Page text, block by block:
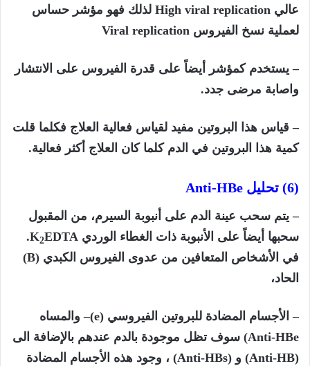
عالي High viral replication لذلك فهو مؤشر حساس
لعملية نسخ الفيروس Viral replication
– يستخدم كمؤشر أيضاً على قدرة الفيروس على الانتشار
واصابة مرضى جدد.
– قياس هذا البروتين مفيد لقياس فعالية العلاج فكلما قلت
كمية هذا البروتين في الدم كلما كان العلاج أكثر فعالية.
(6) تحليل Anti-HBe
– يتم سحب عينة الدم على أنبوبة السيرم، من المقبول
سحبها أيضاً على الأنبوبة ذات الغطاء الوردي
K2EDTA.
في الأشخاص المتعافين من عدوى الفيروس الكبدي (B)
الحاد،
– الأجسام المضادة للبروتين الفيروسي (e)
– والمساه
Anti-HBe) سوف تظل موجودة بالدم عندهم بالإضافة الى
(
Anti-HB) و (Anti-HBs) ، وجود هذه الأجسام المضادة